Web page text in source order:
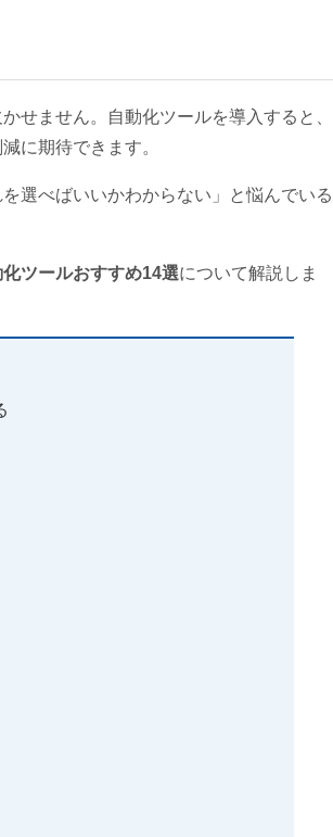
せません。自動化ツールを導入すると、
に期待できます。
選べばいいかわからない」と悩んでいる
ツールおすすめ14選について解説しま